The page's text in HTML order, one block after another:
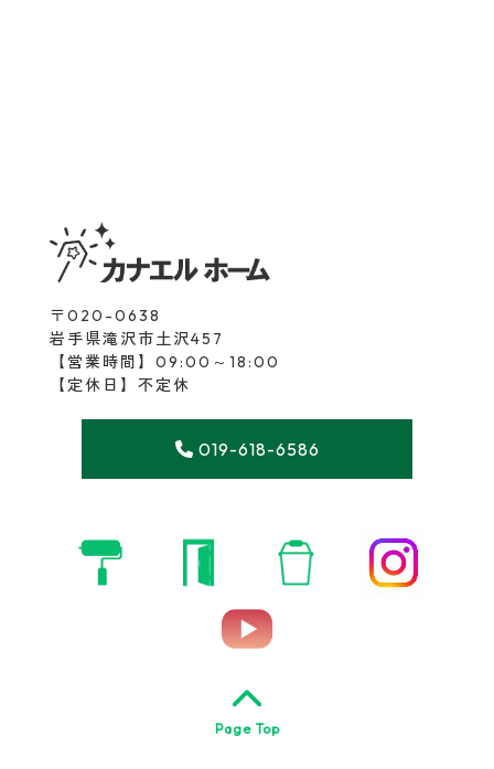
〒020-0638
岩手県滝沢市土沢457
【営業時間】09:00～18:00
【定休日】不定休
019-618-6586
Page Top